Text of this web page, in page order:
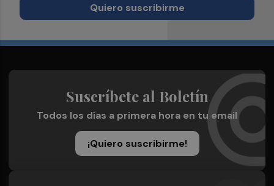
Quiero suscribirme
Suscríbete al Boletín
Todos los días a primera hora en tu email
¡Quiero suscribirme!